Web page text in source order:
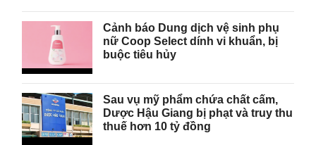
Cảnh báo Dung dịch vệ sinh phụ
nữ Coop Select dính vi khuẩn, bị
buộc tiêu hủy
Sau vụ mỹ phẩm chứa chất cấm,
Dược Hậu Giang bị phạt và truy thu
thuế hơn 10 tỷ đồng